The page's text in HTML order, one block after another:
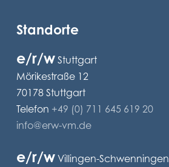
Standorte
e/r/w Stuttgart
Mörikestraße 12
70178 Stuttgart
Telefon +49 (0) 711 645 619 20
info@erw-vm.de
e/r/w Villingen-Schwenningen